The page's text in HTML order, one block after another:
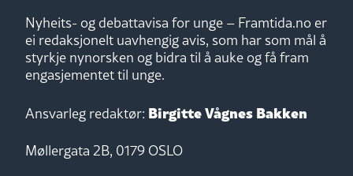
Nyheits- og debattavisa for unge – Framtida.no er
ei redaksjonelt uavhengig avis, som har som mål å
styrkje nynorsken og bidra til å auke og få fram
engasjementet til unge.
Ansvarleg redaktør: Birgitte Vågnes Bakken
Møllergata 2B, 0179 OSLO